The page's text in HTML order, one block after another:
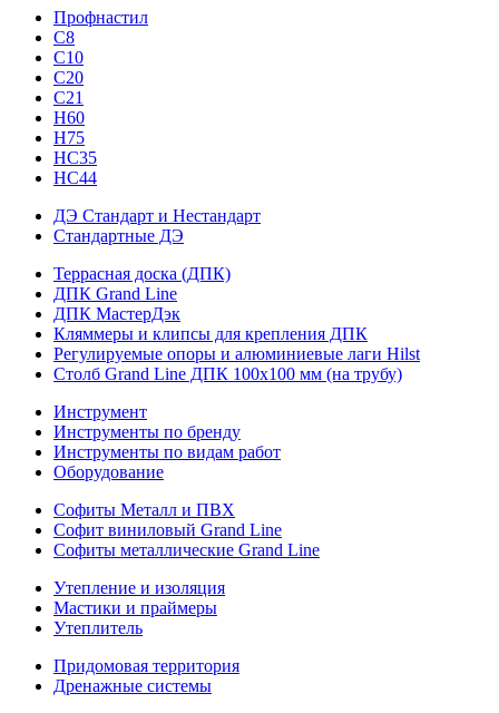
Профнастил
С8
С10
С20
С21
H60
H75
HС35
НС44
ДЭ Стандарт и Нестандарт
Стандартные ДЭ
Террасная доска (ДПК)
ДПК Grand Line
ДПК МастерДэк
Кляммеры и клипсы для крепления ДПК
Регулируемые опоры и алюминиевые лаги Hilst
Столб Grand Line ДПК 100х100 мм (на трубу)
Инструмент
Инструменты по бренду
Инструменты по видам работ
Оборудование
Софиты Металл и ПВХ
Софит виниловый Grand Line
Софиты металлические Grand Line
Утепление и изоляция
Мастики и праймеры
Утеплитель
Придомовая территория
Дренажные системы